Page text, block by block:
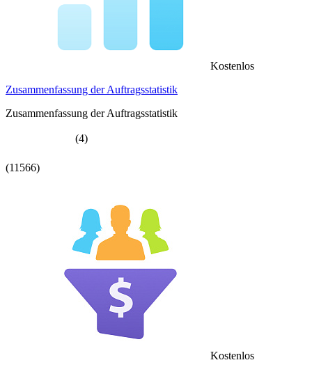
Kostenlos
Zusammenfassung der Auftragsstatistik
Zusammenfassung der Auftragsstatistik
(4)
(11566)
Kostenlos